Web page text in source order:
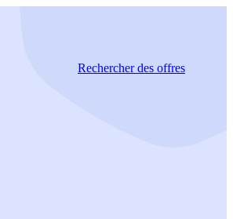
Rechercherdes offres